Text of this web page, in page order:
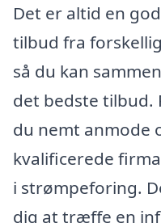
Det er altid en
tilbud fra
så du kan
det bedste tilbud.
du nemt anmode
kvalificerede
i strømpeforing.
dig at træffe en